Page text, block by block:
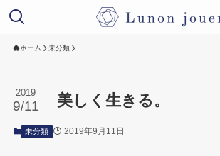
ホーム 未分類
美しく生きる。
2019
9/11
未分類 2019年9月11日